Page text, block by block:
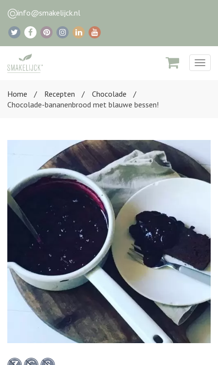
info@smakelijck.nl
Home
Recepten
Chocolade
Chocolade-bananenbrood met blauwe bessen!